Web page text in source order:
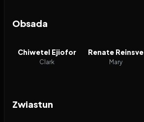
Obsada
Chiwetel Ejiofor
Clark
Renate Reinsve
Mary
Zwiastun